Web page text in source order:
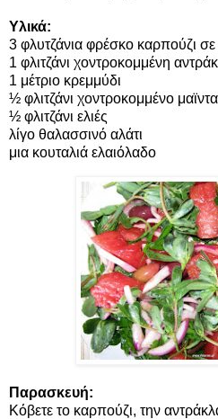
Υλικά:
3 φλυτζάνια φρέσκο καρπούζι
1 φλιτζάνι χοντροκομμένη
1 μέτριο κρεμμύδι
½ φλιτζάνι χοντροκομμένο
½ φλιτζάνι ελιές
λίγο θαλασσινό αλάτι
μια κουταλιά ελαιόλαδο
Παρασκευή:
Κόβετε το καρπούζι, την